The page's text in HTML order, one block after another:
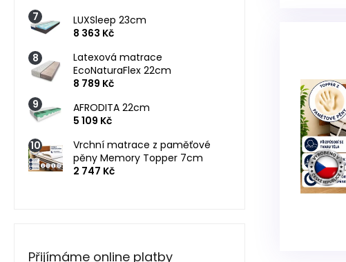
LUXSleep 23cm
8 363 Kč
Latexová matrace
EcoNaturaFlex 22cm
8 789 Kč
AFRODITA 22cm
5 109 Kč
Vrchní matrace z paměťové
pěny Memory Topper 7cm
2 747 Kč
Přijímáme online platby